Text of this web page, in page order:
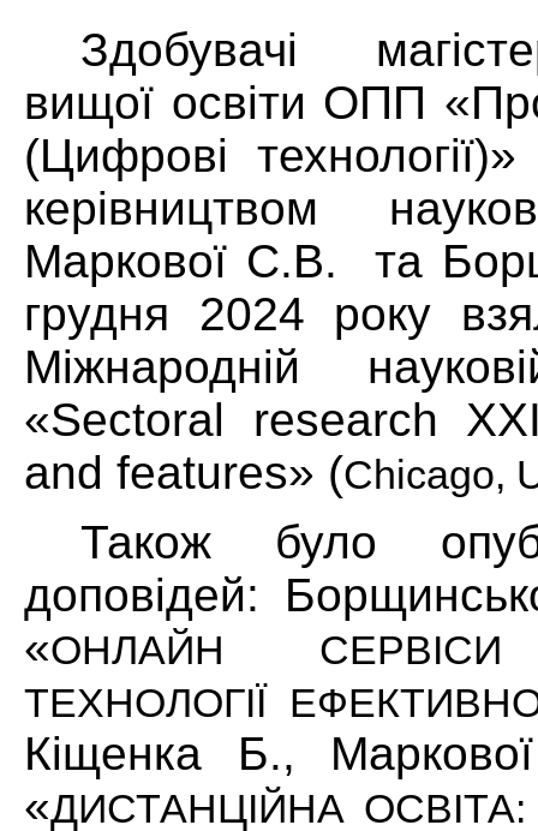
Здобувачі
вищої освіти ОПП
(Цифрові
керівництвом
Маркової С.В. та
грудня 2024 року
Міжнародній
«Sectoral research
and features» (Chicago,
Також було
доповідей:
«ОНЛАЙН
ТЕХНОЛОГІЇ
Кіщенка Б.,
«ДИСТАНЦІЙНА